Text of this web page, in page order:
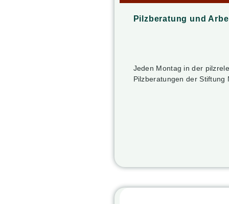
Pilzberatung und
Jeden Montag in der
Pilzberatungen der